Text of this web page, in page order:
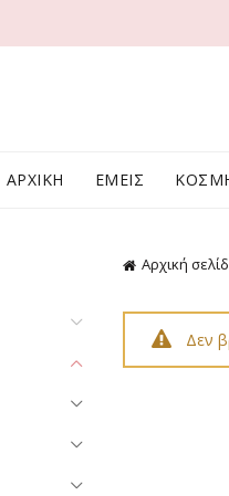
ΑΡΧΙΚΗ ΕΜΕΙΣ
Αρχική
Δεν